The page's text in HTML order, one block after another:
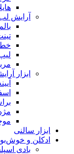
آرایش
ابزار
ابزار سالنی
ادکلن و خوش‌بو
بادی